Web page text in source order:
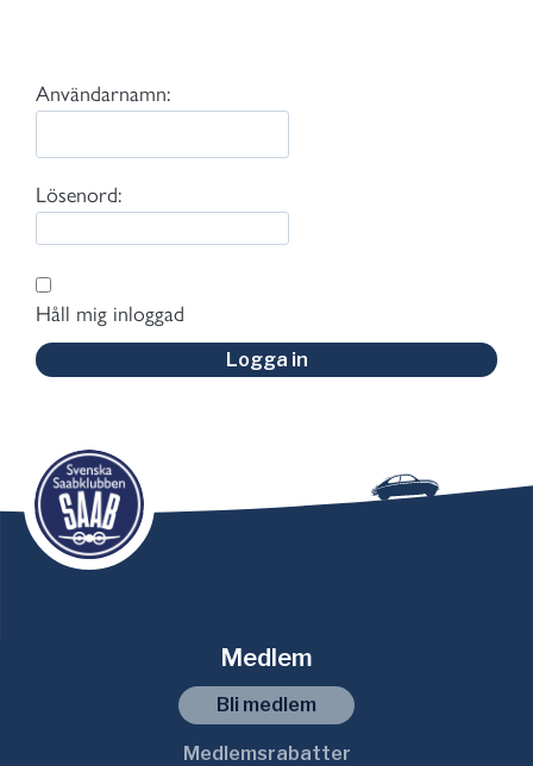
Användarnamn:
Lösenord:
Håll mig inloggad
Logga in
Medlem
Bli medlem
Medlemsrabatter